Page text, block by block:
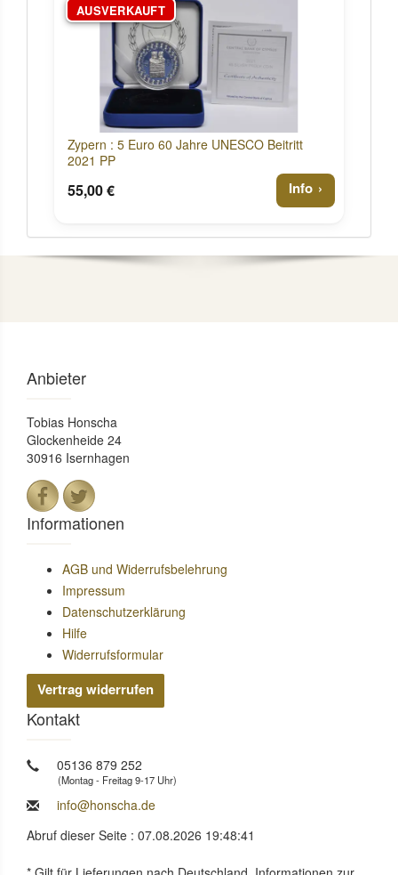
AUSVERKAUFT
Zypern : 5 Euro 60 Jahre UNESCO Beitritt
2021 PP
55,00 € Info
Anbieter
Tobias Honscha
Glockenheide 24
30916 Isernhagen
Informationen
AGB und Widerrufsbelehrung
Impressum
Datenschutzerklärung
Hilfe
Widerrufsformular
Vertrag widerrufen
Kontakt
05136 879 252
(Montag - Freitag 9-17 Uhr)
info@honscha.de
Abruf dieser Seite : 07.08.2026 19:48:41